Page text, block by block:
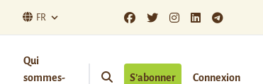
FR
Qui
sommes-
S’abonner Connexion